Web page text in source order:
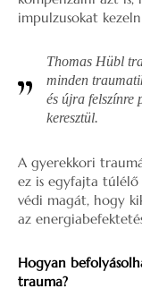
impulzusokat
Thomas Hübl
minden
és újra felszínre
keresztül.
A gyerekkori
ez is egyfajta túlélő
védi magát, hogy
az
Hogyan
trauma?